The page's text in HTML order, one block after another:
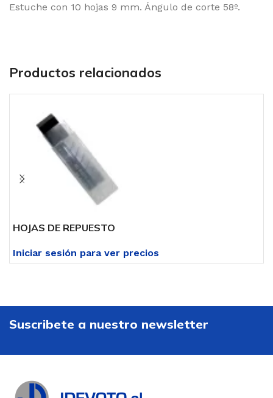
Estuche con 10 hojas 9 mm. Ángulo de corte 58º.
Productos relacionados
HOJAS DE REPUESTO
Iniciar sesión para ver precios
Suscribete a nuestro newsletter